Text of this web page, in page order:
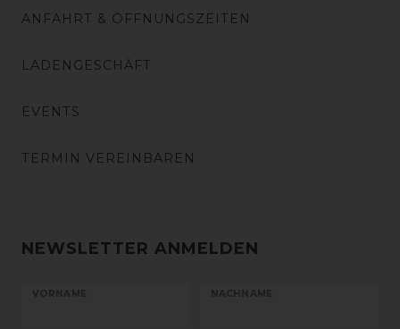
ANFAHRT & ÖFFNUNGSZEITEN
LADENGESCHÄFT
EVENTS
TERMIN VEREINBAREN
NEWSLETTER ANMELDEN
VORNAME NACHNAME